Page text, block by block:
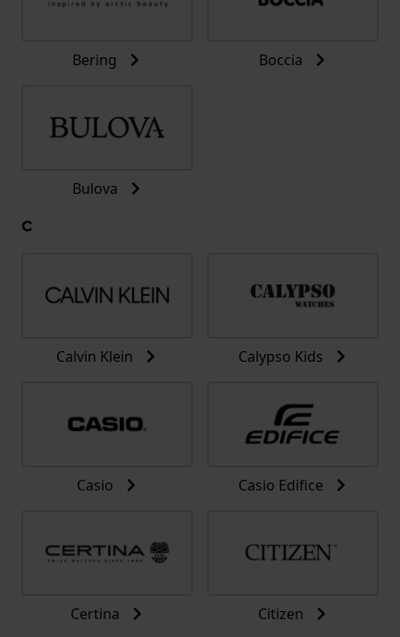
Bering Boccia
Bulova
C
Calvin Klein Calypso Kids
Casio Casio Edifice
Certina Citizen